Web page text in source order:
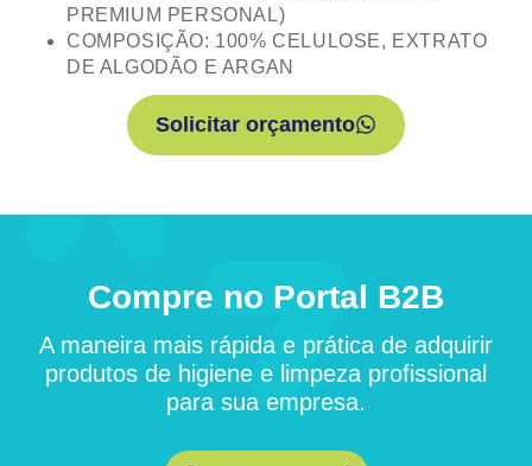
PREMIUM PERSONAL)
COMPOSIÇÃO: 100% CELULOSE, EXTRATO
DE ALGODÃO E ARGAN
Solicitar orçamento
Compre no Portal B2B
A maneira mais rápida e prática de adquirir
produtos de higiene e limpeza profissional
para sua empresa.